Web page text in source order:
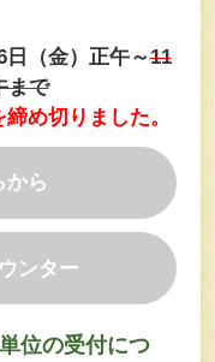
（金）正午～11
まで
め切りました。
から
ンター
位の受付につ